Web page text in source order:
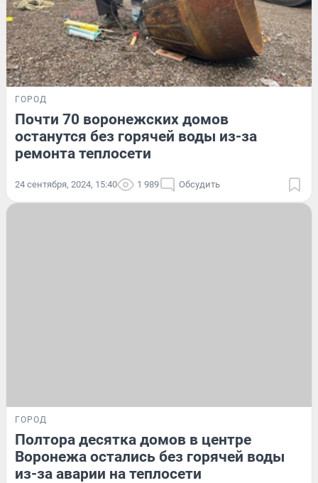
ГОРОД
Почти 70 воронежских домов
останутся без горячей воды из-за
ремонта теплосети
24 сентября, 2024, 15:40 1 989 Обсудить
ГОРОД
Полтора десятка домов в центре
Воронежа остались без горячей воды
из-за аварии на теплосети